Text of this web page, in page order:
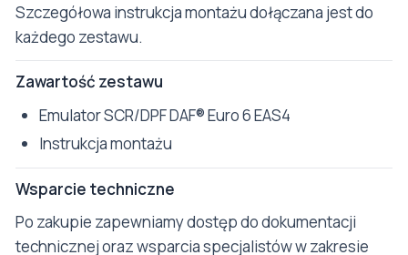
Szczegółowa instrukcja montażu dołączana jest do
każdego zestawu.
Zawartość zestawu
Emulator SCR/DPF DAF® Euro 6 EAS4
Instrukcja montażu
Wsparcie techniczne
Po zakupie zapewniamy dostęp do dokumentacji
technicznej oraz wsparcia specjalistów w zakresie